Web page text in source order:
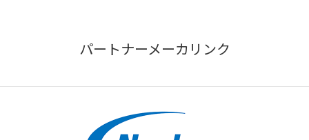
パートナーメーカリンク